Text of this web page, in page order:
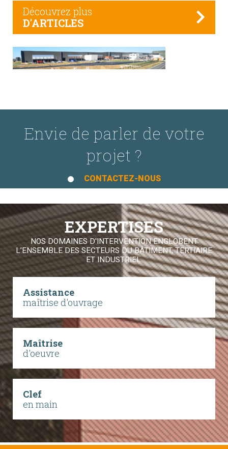
Découvrez plus
D'ARTICLES
Envie de parler de votre
projet ?
CONTACTEZ-NOUS
EXPERTISES
NOS DOMAINES D'INTERVENTION ENGLOBENT
L’ENSEMBLE DES SECTEURS DU BÂTIMENT, TERTIAIRE
ET INDUSTRIEL.
Assistance
maîtrise d'ouvrage
Maîtrise
d'oeuvre
Clef
en main